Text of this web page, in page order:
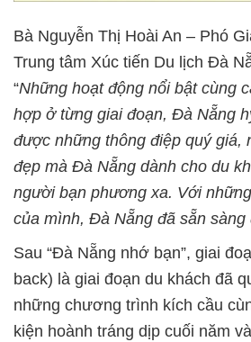
Bà Nguyễn Thị Hoài An – Phó
Trung tâm Xúc tiến Du lịch Đà
“Những hoạt động nổi bật cùng
hợp ở từng giai đoạn, Đà Nẵng
được những thông điệp quý giá,
đẹp mà Đà Nẵng dành cho du
người bạn phương xa. Với
của mình, Đà Nẵng đã sẵn sàng
Sau “Đà Nẵng nhớ bạn”, giai
back) là giai đoạn du khách đã
những chương trình kích cầu
kiện hoành tráng dịp cuối năm